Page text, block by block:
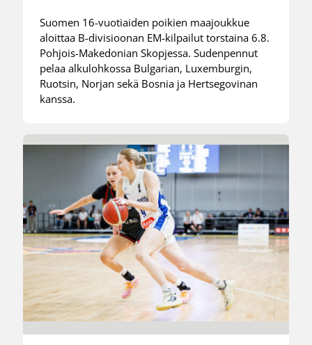
Suomen 16-vuotiaiden poikien maajoukkue
aloittaa B-divisioonan EM-kilpailut torstaina 6.8.
Pohjois-Makedonian Skopjessa. Sudenpennut
pelaa alkulohkossa Bulgarian, Luxemburgin,
Ruotsin, Norjan sekä Bosnia ja Hertsegovinan
kanssa.